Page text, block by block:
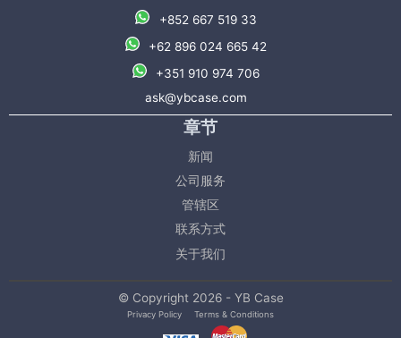
+852 667 519 33
+62 896 024 665 42
+351 910 974 706
ask@ybcase.com
章节
新闻
公司服务
管辖区
联系方式
关于我们
© Copyright 2026 - YB Case
Privacy Policy Terms & Conditions